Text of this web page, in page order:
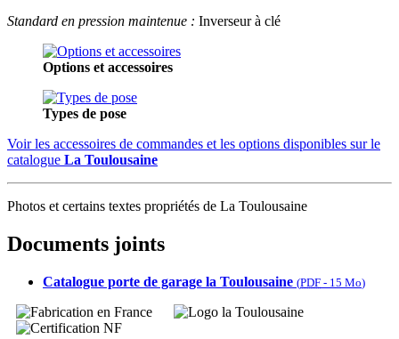
Standard en pression maintenue : Inverseur à clé
Options et accessoires
Types de pose
Voir les accessoires de commandes et les options disponibles sur le
catalogue La Toulousaine
Photos et certains textes propriétés de La Toulousaine
Documents joints
Catalogue porte de garage la Toulousaine (PDF - 15 Mo)